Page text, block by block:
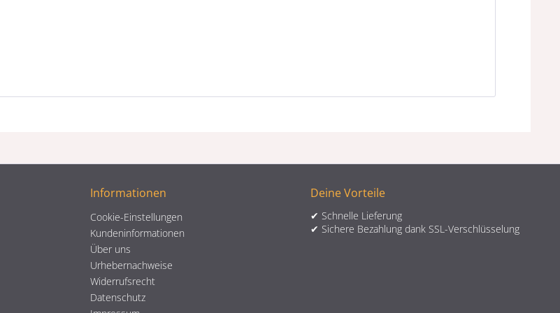
Informationen
Cookie-Einstellungen
Kundeninformationen
Über uns
Urhebernachweise
Widerrufsrecht
Datenschutz
Deine Vorteile
✔ Schnelle Lieferung
✔ Sichere Bezahlung dank SSL-Verschlüsselung